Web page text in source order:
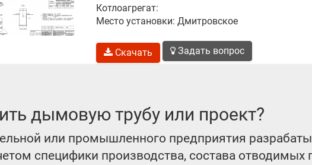
Котлоагрегат:
Место установки: Дмитровское
Скачать Задать вопрос
дымовую трубу или проект?
или промышленного предприятия
специфики производства, состава отводимых